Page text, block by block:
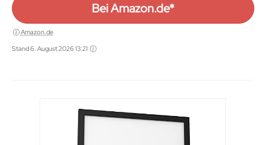
Bei Amazon.de*
Amazon.de
Stand 6. August 2026 13:21